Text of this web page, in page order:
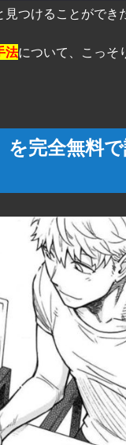
つけることができ
法について、こっそ
を完全無料